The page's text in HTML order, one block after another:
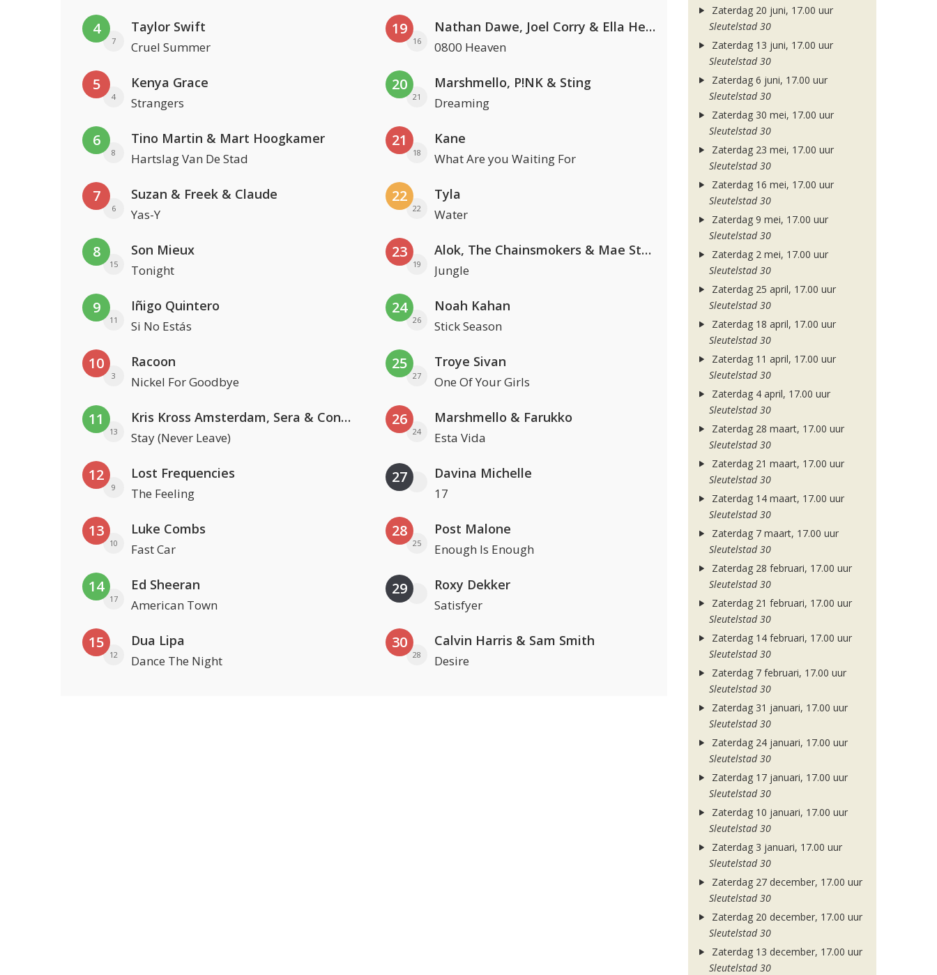
4
7
Taylor Swift
Cruel Summer
5
4
Kenya Grace
Strangers
6
8
Tino Martin & Mart Hoogkamer
Hartslag Van De Stad
7
6
Suzan & Freek & Claude
Yas-Y
8
15
Son Mieux
Tonight
9
11
Iñigo Quintero
Si No Estás
10
3
Racoon
Nickel For Goodbye
11
13
Kris Kross Amsterdam, Sera & Conor Maynard
Stay (Never Leave)
12
9
Lost Frequencies
The Feeling
13
10
Luke Combs
Fast Car
14
17
Ed Sheeran
American Town
15
12
Dua Lipa
Dance The Night
19
16
Nathan Dawe, Joel Corry & Ella Henderson
0800 Heaven
20
21
Marshmello, P!NK & Sting
Dreaming
21
18
Kane
What Are you Waiting For
22
22
Tyla
Water
23
19
Alok, The Chainsmokers & Mae Stephens
Jungle
24
26
Noah Kahan
Stick Season
25
27
Troye Sivan
One Of Your Girls
26
24
Marshmello & Farukko
Esta Vida
27 Davina Michelle
17
28
25
Post Malone
Enough Is Enough
29 Roxy Dekker
Satisfyer
30
28
Calvin Harris & Sam Smith
Desire
Zaterdag 20 juni, 17.00 uur
Sleutelstad 30
Zaterdag 13 juni, 17.00 uur
Sleutelstad 30
Zaterdag 6 juni, 17.00 uur
Sleutelstad 30
Zaterdag 30 mei, 17.00 uur
Sleutelstad 30
Zaterdag 23 mei, 17.00 uur
Sleutelstad 30
Zaterdag 16 mei, 17.00 uur
Sleutelstad 30
Zaterdag 9 mei, 17.00 uur
Sleutelstad 30
Zaterdag 2 mei, 17.00 uur
Sleutelstad 30
Zaterdag 25 april, 17.00 uur
Sleutelstad 30
Zaterdag 18 april, 17.00 uur
Sleutelstad 30
Zaterdag 11 april, 17.00 uur
Sleutelstad 30
Zaterdag 4 april, 17.00 uur
Sleutelstad 30
Zaterdag 28 maart, 17.00 uur
Sleutelstad 30
Zaterdag 21 maart, 17.00 uur
Sleutelstad 30
Zaterdag 14 maart, 17.00 uur
Sleutelstad 30
Zaterdag 7 maart, 17.00 uur
Sleutelstad 30
Zaterdag 28 februari, 17.00 uur
Sleutelstad 30
Zaterdag 21 februari, 17.00 uur
Sleutelstad 30
Zaterdag 14 februari, 17.00 uur
Sleutelstad 30
Zaterdag 7 februari, 17.00 uur
Sleutelstad 30
Zaterdag 31 januari, 17.00 uur
Sleutelstad 30
Zaterdag 24 januari, 17.00 uur
Sleutelstad 30
Zaterdag 17 januari, 17.00 uur
Sleutelstad 30
Zaterdag 10 januari, 17.00 uur
Sleutelstad 30
Zaterdag 3 januari, 17.00 uur
Sleutelstad 30
Zaterdag 27 december, 17.00 uur
Sleutelstad 30
Zaterdag 20 december, 17.00 uur
Sleutelstad 30
Zaterdag 13 december, 17.00 uur
Sleutelstad 30